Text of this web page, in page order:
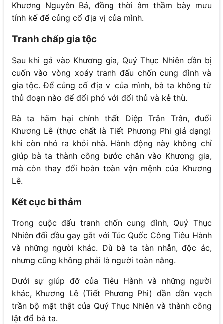
Khương Nguyên Bá, đồng thời âm thầm bày mưu
tính kế để củng cố địa vị của mình.
Tranh chấp gia tộc
Sau khi gả vào Khương gia, Quý Thục Nhiên dần bị
cuốn vào vòng xoáy tranh đấu chốn cung đình và
gia tộc. Để củng cố địa vị của mình, bà ta không từ
thủ đoạn nào để đối phó với đối thủ và kẻ thù.
Bà ta hãm hại chính thất Diệp Trân Trân, đuổi
Khương Lê (thực chất là Tiết Phương Phi giả dạng)
khi còn nhỏ ra khỏi nhà. Hành động này không chỉ
giúp bà ta thành công bước chân vào Khương gia,
mà còn thay đổi hoàn toàn vận mệnh của Khương
Lê.
Kết cục bi thảm
Trong cuộc đấu tranh chốn cung đình, Quý Thục
Nhiên đối đầu gay gắt với Túc Quốc Công Tiêu Hành
và những người khác. Dù bà ta tàn nhẫn, độc ác,
nhưng cũng không phải là người toàn năng.
Dưới sự giúp đỡ của Tiêu Hành và những người
khác, Khương Lê (Tiết Phương Phi) dần dần vạch
trần bộ mặt thật của Quý Thục Nhiên và thành công
lật đổ bà ta.